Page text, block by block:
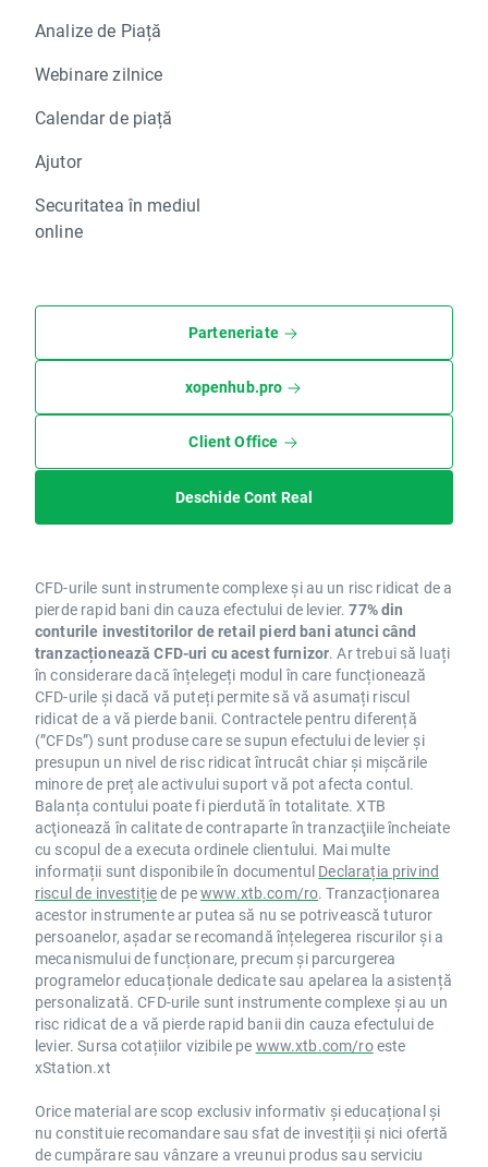
Analize de Piață
Webinare zilnice
Calendar de piață
Ajutor
Securitatea în mediul
online
Parteneriate
xopenhub.pro
Client Office
Deschide Cont Real
CFD-urile sunt instrumente complexe și au un risc ridicat de a
pierde rapid bani din cauza efectului de levier.77% din
conturile investitorilor de retail pierd bani atunci când
tranzacționează CFD-uri cu acest furnizor. Ar trebui să luați
în considerare dacă înțelegeți modul în care funcționează
CFD-urile și dacă vă puteți permite să vă asumați riscul
ridicat de a vă pierde banii. Contractele pentru diferență
(”CFDs”) sunt produse care se supun efectului de levier și
presupun un nivel de risc ridicat întrucât chiar și mișcările
minore de preț ale activului suport vă pot afecta contul.
Balanța contului poate fi pierdută în totalitate. XTB
acţionează în calitate de contraparte în tranzacţiile încheiate
cu scopul de a executa ordinele clientului. Mai multe
informații sunt disponibile în documentul Declarația privind
riscul de investițiede pewww.xtb.com/ro. Tranzacționarea
acestor instrumente ar putea să nu se potrivească tuturor
persoanelor, așadar se recomandă înțelegerea riscurilor și a
mecanismului de funcționare, precum și parcurgerea
programelor educaționale dedicate sau apelarea la asistență
personalizată. CFD-urile sunt instrumente complexe și au un
risc ridicat de a vă pierde rapid banii din cauza efectului de
levier. Sursa cotațiilor vizibile pe www.xtb.com/roeste
xStation.xt
Orice material are scop exclusiv informativ și educațional și
nu constituie recomandare sau sfat de investiții și nici ofertă
de cumpărare sau vânzare a vreunui produs sau serviciu